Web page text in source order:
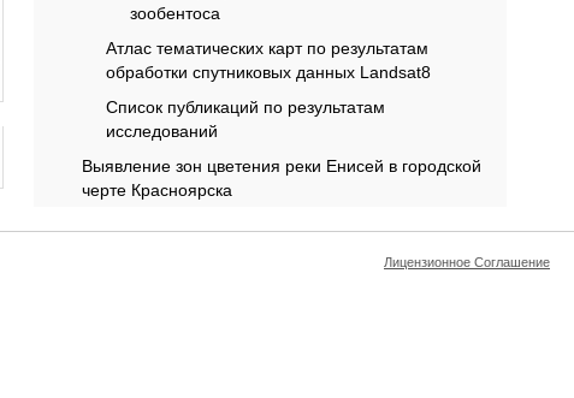
зообентоса
Атлас тематических карт по результатам
обработки спутниковых данных Landsat8
Список публикаций по результатам
исследований
Выявление зон цветения реки Енисей в городской
черте Красноярска
Лицензионное Соглашение